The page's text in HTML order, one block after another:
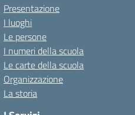
Presentazione
I luoghi
Le persone
I numeri della scuola
Le carte della scuola
Organizzazione
La storia